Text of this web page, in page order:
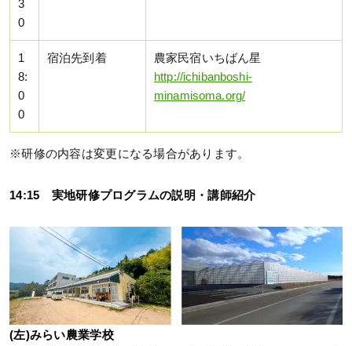
3
0
1
8:
0
0
宿泊先到着
農家民宿いちばん星
http://ichibanboshi-
minamisoma.org/
※研修の内容は変更になる場合があります。
14:15 実地研修プログラムの説明・講師紹介
(左)みらい農業学校